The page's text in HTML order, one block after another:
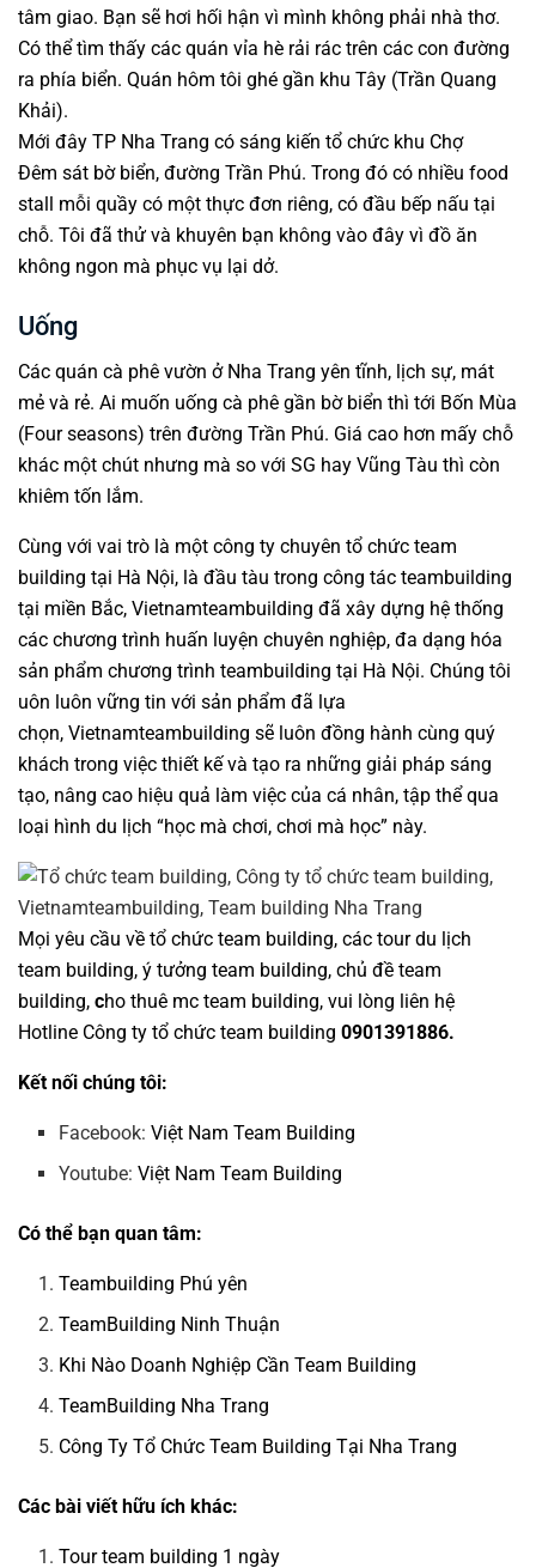
tâm giao. Bạn sẽ hơi hối hận vì mình không phải nhà thơ.
Có thể tìm thấy các quán vỉa hè rải rác trên các con đường
ra phía biển. Quán hôm tôi ghé gần khu Tây (Trần Quang
Khải).
Mới đây TP Nha Trang có sáng kiến tổ chức khu Chợ
Đêm sát bờ biển, đường Trần Phú. Trong đó có nhiều food
stall mỗi quầy có một thực đơn riêng, có đầu bếp nấu tại
chỗ. Tôi đã thử và khuyên bạn không vào đây vì đồ ăn
không ngon mà phục vụ lại dở.
Uống
Các quán cà phê vườn ở Nha Trang yên tĩnh, lịch sự, mát
mẻ và rẻ. Ai muốn uống cà phê gần bờ biển thì tới Bốn Mùa
(Four seasons) trên đường Trần Phú. Giá cao hơn mấy chỗ
khác một chút nhưng mà so với SG hay Vũng Tàu thì còn
khiêm tốn lắm.
Cùng với vai trò là một công ty chuyên tổ chức team
building tại Hà Nội, là đầu tàu trong công tác teambuilding
tại miền Bắc, Vietnamteambuilding đã xây dựng hệ thống
các chương trình huấn luyện chuyên nghiệp, đa dạng hóa
sản phẩm chương trình teambuilding tại Hà Nội. Chúng tôi
uôn luôn vững tin với sản phẩm đã lựa
chọn, Vietnamteambuilding sẽ luôn đồng hành cùng quý
khách trong việc thiết kế và tạo ra những giải pháp sáng
tạo, nâng cao hiệu quả làm việc của cá nhân, tập thể qua
loại hình du lịch “học mà chơi, chơi mà học” này.
Mọi yêu cầu về tổ chức team building, các tourdu lịch
team building, ý tưởng team building, chủ đề team
building, cho thuê mc team building, vui lòng liên hệ
Hotline Công ty tổ chức team building 0901391886.
Kết nối chúng tôi:
Facebook:Việt Nam Team Building
Youtube:Việt Nam Team Building
Có thể bạn quan tâm:
Teambuilding Phú yên
TeamBuilding Ninh Thuận
Khi Nào Doanh Nghiệp Cần Team Building
TeamBuilding Nha Trang
Công Ty Tổ Chức Team Building Tại Nha Trang
Các bài viết hữu ích khác:
Tour team building 1 ngày